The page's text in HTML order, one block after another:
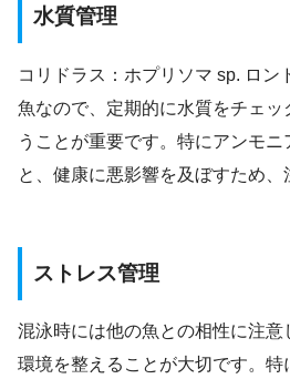
水質管理
コリドラス：ホプリソマ sp. ロ
魚なので、定期的に水質をチェ
うことが重要です。特にアンモ
と、健康に悪影響を及ぼすため、
ストレス管理
混泳時には他の魚との相性に注
環境を整えることが大切です。特